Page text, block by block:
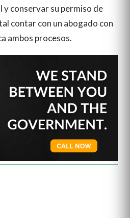
y conservar su permiso de
contar con un abogado con
ambos procesos.